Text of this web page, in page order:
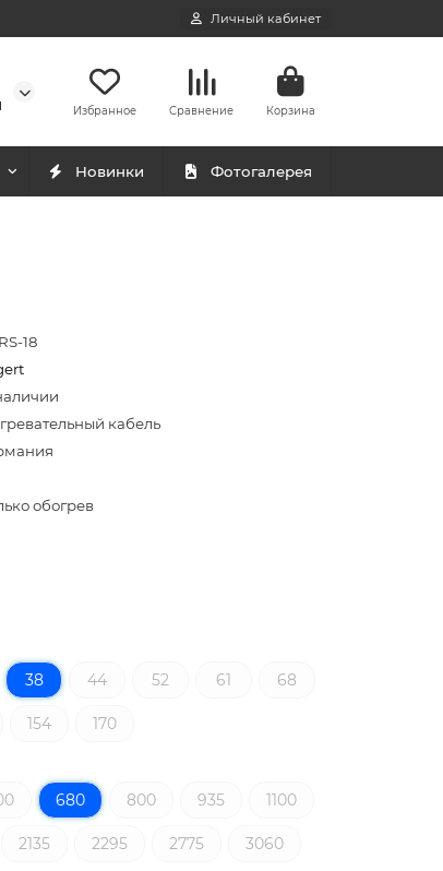
Личный кабинет
Избранное Сравнение Корзина
Новинки Фотогалерея
18
кабель
обогрев
38 44 52 61 68
154 170
680 800 935 1100
2135 2295 2775 3060